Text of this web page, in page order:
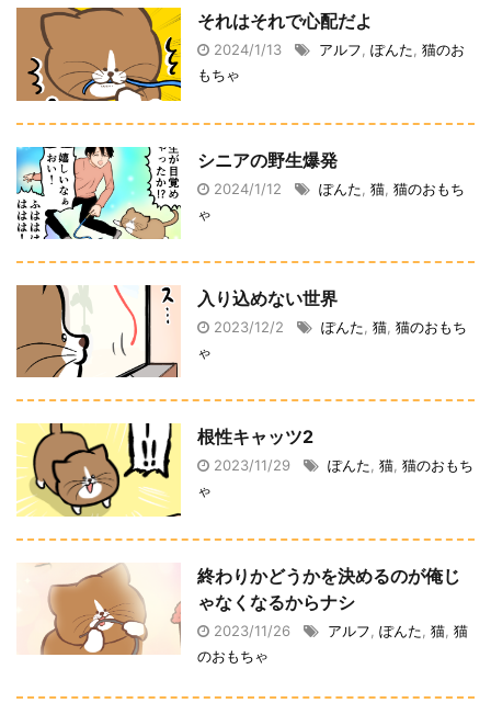
それはそれで心配だよ
2024/1/13 アルフ, ぽんた, 猫のお
もちゃ
シニアの野生爆発
2024/1/12 ぽんた 猫 猫のおもち
ゃ
入り込めない世界
2023/12/2 ぽんた 猫 猫のおもち
ゃ
根性キャッツ2
2023/11/29 ぽんた, 猫, 猫のおもち
ゃ
終わりかどうかを決めるのが俺じ
ゃなくなるからナシ
2023/11/26 アルフ ぽんた 猫 猫
のおもちゃ